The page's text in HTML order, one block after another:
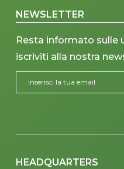
NEWSLETTER
Resta informato sulle
iscriviti alla nostra
HEADQUARTERS